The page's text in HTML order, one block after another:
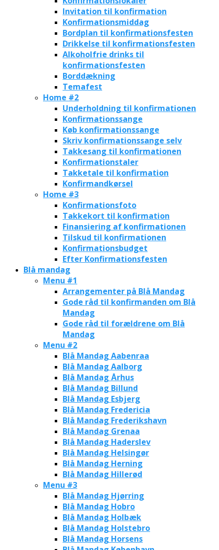
Invitation til konfirmation
Konfirmationsmiddag
Bordplan til konfirmationsfesten
Drikkelse til konfirmationsfesten
Alkoholfrie drinks til
konfirmationsfesten
Borddækning
Temafest
Home #2
Underholdning til konfirmationen
Konfirmationssange
Køb konfirmationssange
Skriv konfirmationssange selv
Takkesang til konfirmationen
Konfirmationstaler
Takketale til konfirmation
Konfirmandkørsel
Home #3
Konfirmationsfoto
Takkekort til konfirmation
Finansiering af konfirmationen
Tilskud til konfirmationen
Konfirmationsbudget
Efter Konfirmationsfesten
Blå mandag
Menu #1
Arrangementer på Blå Mandag
Gode råd til konfirmanden om Blå
Mandag
Gode råd til forældrene om Blå
Mandag
Menu #2
Blå Mandag Aabenraa
Blå Mandag Aalborg
Blå Mandag Århus
Blå Mandag Billund
Blå Mandag Esbjerg
Blå Mandag Fredericia
Blå Mandag Frederikshavn
Blå Mandag Grenaa
Blå Mandag Haderslev
Blå Mandag Helsingør
Blå Mandag Herning
Blå Mandag Hillerød
Menu #3
Blå Mandag Hjørring
Blå Mandag Hobro
Blå Mandag Holbæk
Blå Mandag Holstebro
Blå Mandag Horsens